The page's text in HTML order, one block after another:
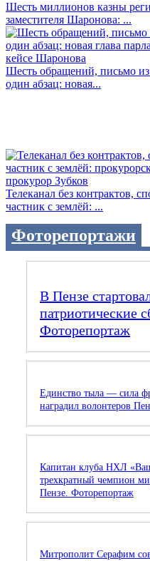
Шесть миллионов казны
заместителя Шаронова: ...
Шесть обращений, письмо
один абзац: новая...
Телеканал без контрактов,
частник с землёй: ...
Фоторепортажи
В Пензе
патриотические
Фоторепортаж
Единство тыла — сила
наградил волонтеров
Капитан клуба НХЛ
трехкратный чемпион
Пензе. Фоторепортаж
Митрополит Серафим